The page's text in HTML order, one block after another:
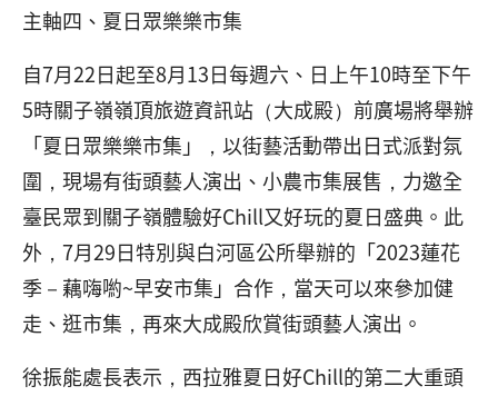
主軸四、夏日眾樂樂市集
自7月22日起至8月13日每週六、日上午10時至下午
5時關子嶺嶺頂旅遊資訊站（大成殿）前廣場將舉辦
「夏日眾樂樂市集」，以街藝活動帶出日式派對氛
圍，現場有街頭藝人演出、小農市集展售，力邀全
臺民眾到關子嶺體驗好Chill又好玩的夏日盛典。此
外，7月29日特別與白河區公所舉辦的「2023蓮花
季－藕嗨喲~早安市集」合作，當天可以來參加健
走、逛市集，再來大成殿欣賞街頭藝人演出。
徐振能處長表示，西拉雅夏日好Chill的第二大重頭